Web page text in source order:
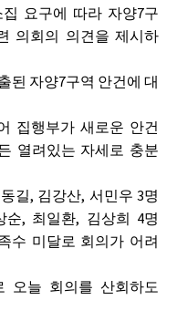
요구에 따라 자양7구
의회의 의견을 제시하
된 자양7구역 안건에 대
집행부가 새로운 안건
열려있는 자세로 충분
길, 김강산, 서민우 3명
, 최일환, 김상희 4명
수 미달로 회의가 어려
오늘 회의를 산회하도